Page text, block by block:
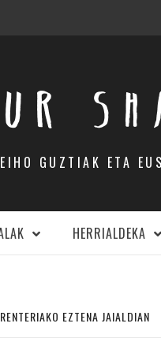
GUZTIAK ETA
HERRIALDEKA
EZTENA JAIALDIAN